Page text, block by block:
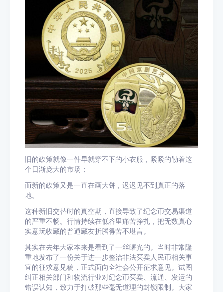
旧的政策就像一件早就穿不下的小衣服，紧紧的勒着这
个日渐庞大的市场；
而新的政策又是一直在画大饼，迟迟见不到真正的落
地。
这种新旧交替时的真空期，直接导致了纪念币交易渠道
的严重不畅。行情持续在低谷里痛苦挣扎，把无数真心
实意玩收藏的普通藏友折腾得苦不堪言。
其实在去年大家本来是看到了一丝曙光的。当时非常隆
重地发布了一份关于进一步整治非法买卖人民币相关事
宜的征求意见稿，正式面向全社会公开征求意见。试图
纠正相关部门和物流行业对纪念币买卖、流通、发运的
错误认知，致力于打破那些毫无道理的封锁限制。大家